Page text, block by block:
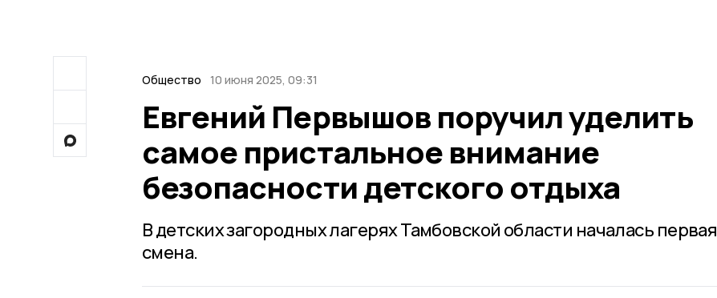
Общество 10 июня 2025, 09:31
Евгений Первышов поручил уделить
самое пристальное внимание
безопасности детского отдыха
В детских загородных лагерях Тамбовской области началась первая
смена.